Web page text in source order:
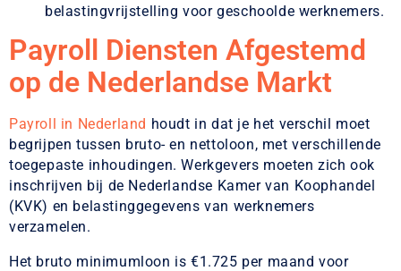
belastingvrijstelling voor geschoolde werknemers.
Payroll Diensten Afgestemd
op de Nederlandse Markt
Payroll in Nederland houdt in dat je het verschil moet
begrijpen tussen bruto- en nettoloon, met verschillende
toegepaste inhoudingen. Werkgevers moeten zich ook
inschrijven bij de Nederlandse Kamer van Koophandel
(KVK) en belastinggegevens van werknemers
verzamelen.
Het bruto minimumloon is €1.725 per maand voor